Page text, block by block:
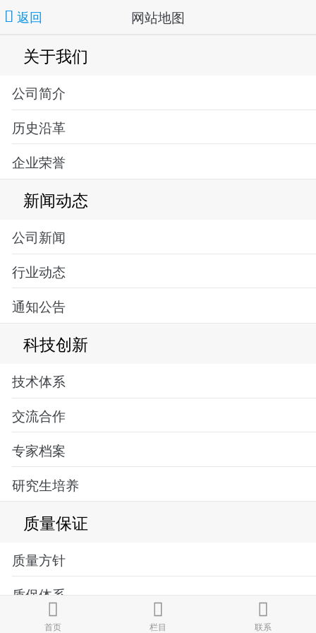
返回 网站地图
关于我们
公司简介
历史沿革
企业荣誉
新闻动态
公司新闻
行业动态
通知公告
科技创新
技术体系
交流合作
专家档案
研究生培养
质量保证
质量方针
质保体系
GMP管理
首页 栏目 联系